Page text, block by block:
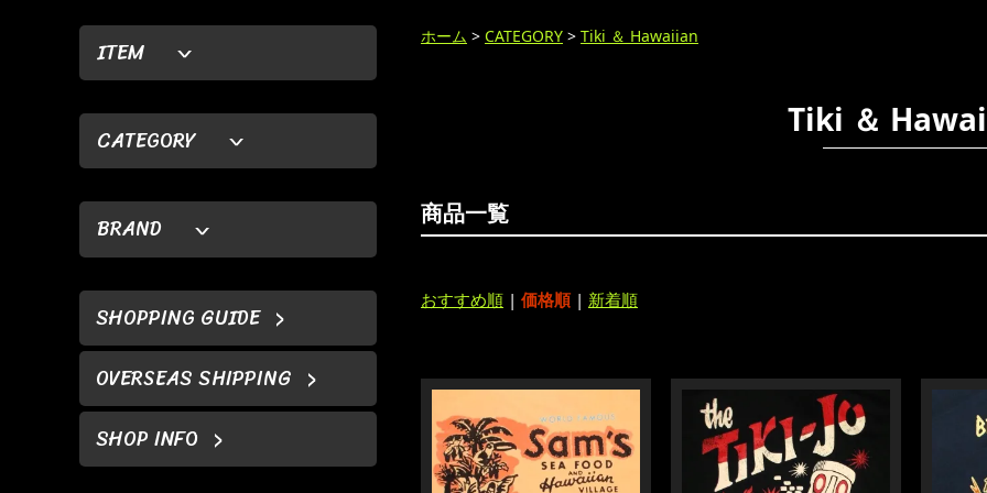
ITEM
CATEGORY
BRAND
SHOPPING GUIDE
OVERSEAS SHIPPING
SHOP INFO
ホーム > CATEGORY > Tiki ＆ Hawaiian
Tiki ＆
商品一覧
おすすめ順 | 価格順| 新着順